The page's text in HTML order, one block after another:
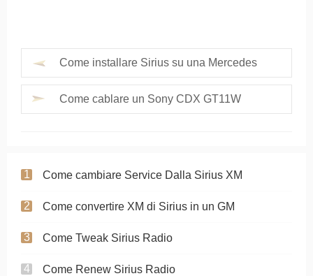
Come installare Sirius su una Mercedes
Come cablare un Sony CDX GT11W
Come cambiare Service Dalla Sirius XM
Come convertire XM di Sirius in un GM
Come Tweak Sirius Radio
Come Renew Sirius Radio